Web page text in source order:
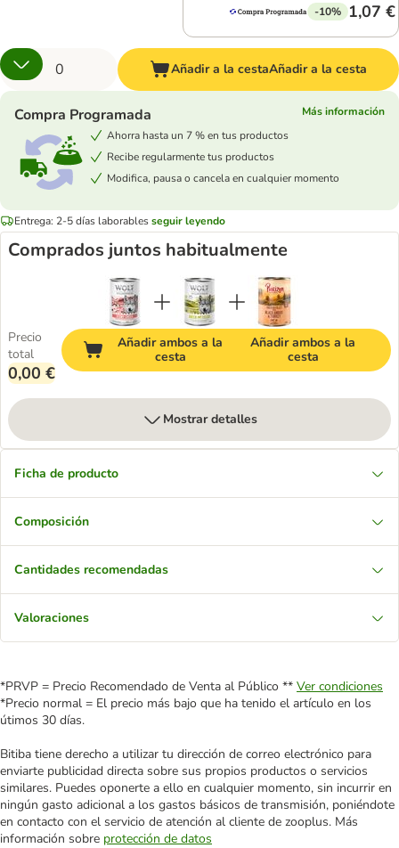
-10% 1,07 €
Añadir a la cestaAñadir a la cesta
Compra Programada
Más información
Ahorra hasta un 7 % en tus productos
Recibe regularmente tus productos
Modifica, pausa o cancela en cualquier momento
Entrega: 2-5 días laborablesseguir leyendo
Comprados juntos habitualmente
Precio
total
0,00 €
Añadir ambos a la
cesta
Añadir ambos a la
cesta
Mostrar detalles
Ficha de producto
Composición
Cantidades recomendadas
Valoraciones
*PRVP = Precio Recomendado de Venta al Público ** Ver condiciones
*Precio normal = El precio más bajo que ha tenido el artículo en los
útimos 30 días.
Bitiba tiene derecho a utilizar tu dirección de correo electrónico para
enviarte publicidad directa sobre sus propios productos o servicios
similares. Puedes oponerte a ello en cualquier momento, sin incurrir en
ningún gasto adicional a los gastos básicos de transmisión, poniéndote
en contacto con el servicio de atención al cliente de zooplus. Más
información sobre protección de datos